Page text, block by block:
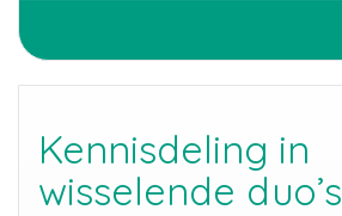
Kennisdeling in
wisselende duo’s